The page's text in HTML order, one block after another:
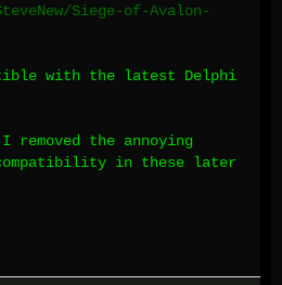
Siege-of-Avalon-
with the latest Delphi
the annoying
in these later